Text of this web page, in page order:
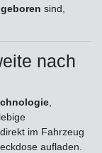
sind,
nach
im Fahrzeug
aufladen.